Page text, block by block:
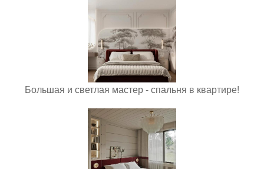
Большая и светлая мастер - спальня в квартире!